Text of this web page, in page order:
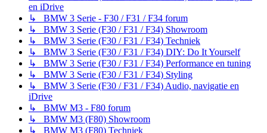
en iDrive
↳ BMW 3 Serie - F30 / F31 / F34 forum
↳ BMW 3 Serie (F30 / F31 / F34) Showroom
↳ BMW 3 Serie (F30 / F31 / F34) Techniek
↳ BMW 3 Serie (F30 / F31 / F34) DIY: Do It Yourself
↳ BMW 3 Serie (F30 / F31 / F34) Performance en tuning
↳ BMW 3 Serie (F30 / F31 / F34) Styling
↳ BMW 3 Serie (F30 / F31 / F34) Audio, navigatie en
iDrive
↳ BMW M3 - F80 forum
↳ BMW M3 (F80) Showroom
↳ BMW M3 (F80) Techniek